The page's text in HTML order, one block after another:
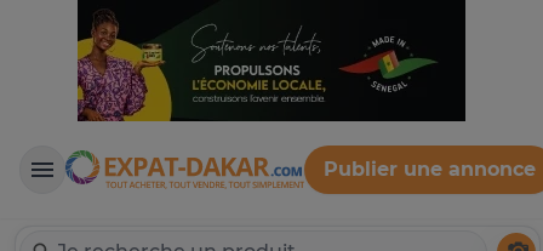
Expat-Dakar
Publier une annonce